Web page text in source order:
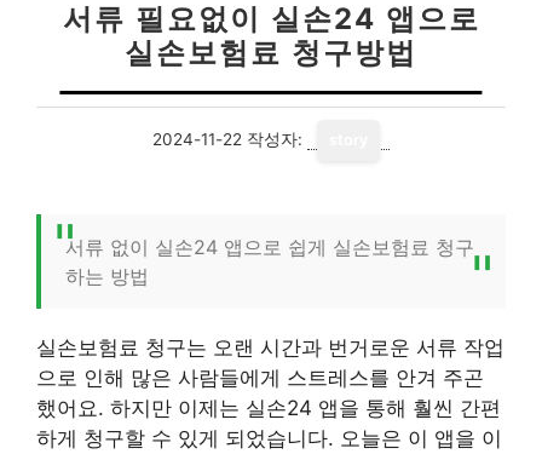
서류 필요없이 실손24 앱으로
실손보험료 청구방법
2024-11-22 작성자:
서류 없이 실손24 앱으로 쉽게 실손보험료 청구
하는 방법
실손보험료 청구는 오랜 시간과 번거로운 서류 작업
으로 인해 많은 사람들에게 스트레스를 안겨 주곤
했어요. 하지만 이제는 실손24 앱을 통해 훨씬 간편
하게 청구할 수 있게 되었습니다. 오늘은 이 앱을 이